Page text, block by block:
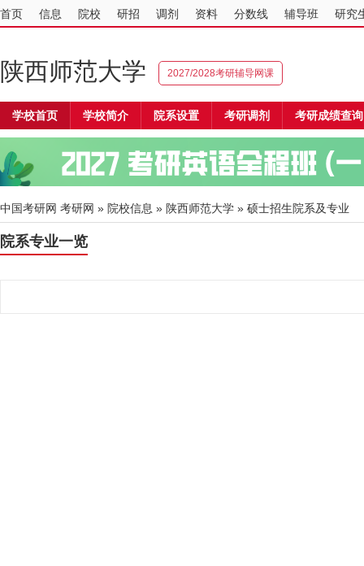
首页 信息 院校 研招 调剂 资料 分数线 辅导班 研究
陕西师范大学 2027/2028考研辅导网课
学校首页 学校简介 院系设置 考研调剂 考研成绩查询
中国考研网 考研网 » 院校信息 » 陕西师范大学 » 硕士招生院系及专业
院系专业一览